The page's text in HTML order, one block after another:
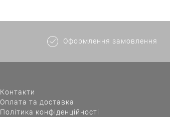
Оформлення замовлення
Контакти
Оплата та доставка
Політика конфіденційності